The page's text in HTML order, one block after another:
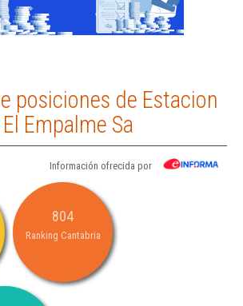
posiciones de Estacion
Empalme Sa
Información ofrecida por
804
Ranking Cantabria